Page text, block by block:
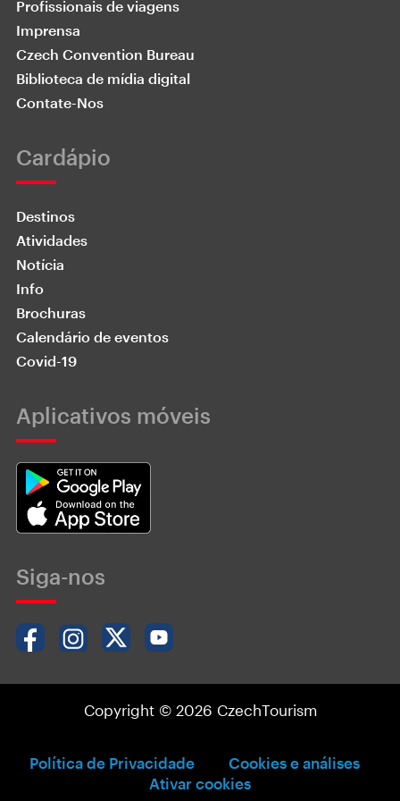
Profissionais de viagens
Imprensa
Czech Convention Bureau
Biblioteca de mídia digital
Contate-Nos
Cardápio
Destinos
Atividades
Notícia
Info
Brochuras
Calendário de eventos
Covid-19
Aplicativos móveis
Siga-nos
Copyright © 2026 CzechTourism
Política de Privacidade
Cookies e análises
Ativar cookies